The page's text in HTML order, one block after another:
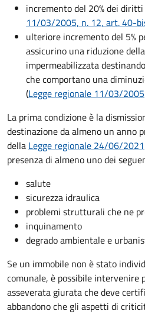
incremento del 20% dei
11/03/2005, n. 12, art. 40-
ulteriore incremento del 5%
assicurino una riduzione
impermeabilizzata
che comportano una
(Legge regionale 11/03/
La prima condizione è la
destinazione da almeno un anno
della Legge regionale 24/06/
presenza di almeno uno dei
salute
sicurezza idraulica
problemi strutturali che ne
inquinamento
degrado ambientale e
Se un immobile non è stato
comunale, è possibile intervenire
asseverata giurata che deve
abbandono che gli aspetti di